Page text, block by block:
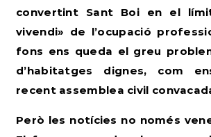
convertint Sant Boi en el
vivendi» de l’ocupació
fons ens queda el greu
d’habitatges dignes, com
recent assemblea civil
Però les notícies no només